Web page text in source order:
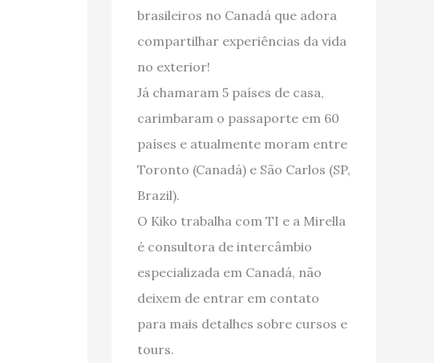
brasileiros no Canadá que adora
compartilhar experiências da vida
no exterior!
Já chamaram 5 países de casa,
carimbaram o passaporte em 60
países e atualmente moram entre
Toronto (Canadá) e São Carlos (SP,
Brazil).
O Kiko trabalha com TI e a Mirella
é consultora de intercâmbio
especializada em Canadá, não
deixem de entrar em contato
para mais detalhes sobre cursos e
tours.